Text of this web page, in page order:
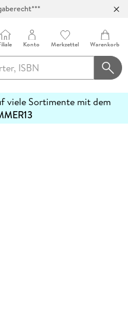
Konto Merkzettel Warenkorb
viele Sortimente mit dem